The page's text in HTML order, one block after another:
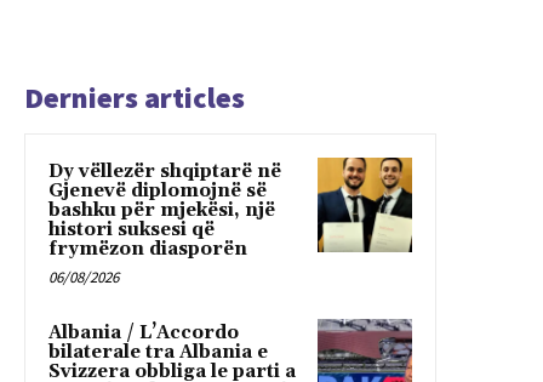
Derniers articles
Dy vëllezër shqiptarë në
Gjenevë diplomojnë së
bashku për mjekësi, një
histori suksesi që
frymëzon diasporën
06/08/2026
Albania / L’Accordo
bilaterale tra Albania e
Svizzera obbliga le parti a